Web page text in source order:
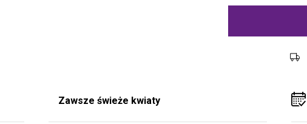
Zawsze świeże kwiaty